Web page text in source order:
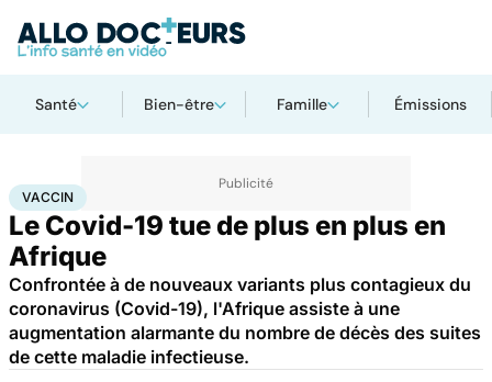
Santé Bien-être Famille Émissions
AccueilSanté Vaccin
VACCIN
Le Covid-19 tue de plus en plus en
Afrique
Confrontée à de nouveaux variants plus contagieux du
coronavirus (Covid-19), l'Afrique assiste à une
augmentation alarmante du nombre de décès des suites
de cette maladie infectieuse.